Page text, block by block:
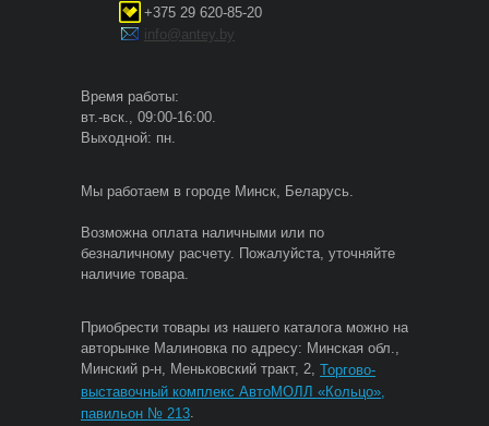
+375 29 620-85-20
info@antey.by
Время работы:
вт.-вск., 09:00-16:00.
Выходной: пн.
Мы работаем в городе Минск, Беларусь.
Возможна оплата наличными или по
безналичному расчету. Пожалуйста, уточняйте
наличие товара.
Приобрести товары из нашего каталога можно на
авторынке Малиновка по адресу: Минская обл.,
Минский р-н, Меньковский тракт, 2, Торгово-
выставочный комплекс АвтоМОЛЛ «Кольцо»,
павильон № 213